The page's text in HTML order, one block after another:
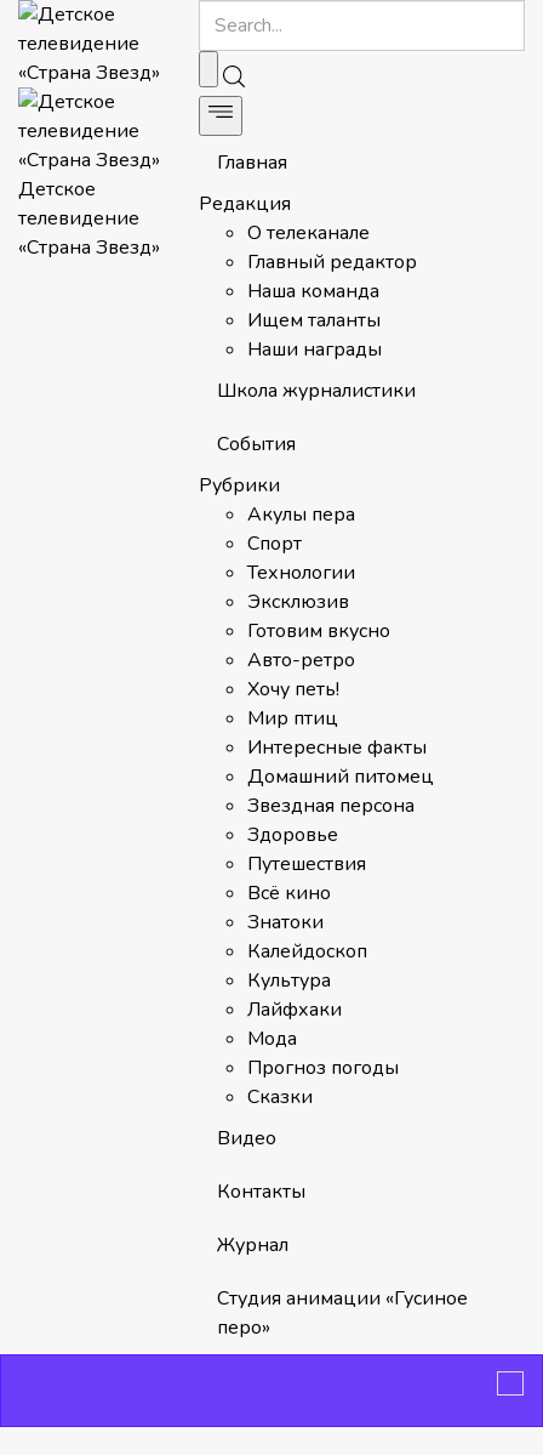
Детское
телевидение
«Страна Звезд»
Главная
Редакция
О телеканале
Главный редактор
Наша команда
Ищем таланты
Наши награды
Школа журналистики
События
Рубрики
Акулы пера
Спорт
Технологии
Эксклюзив
Готовим вкусно
Авто-ретро
Хочу петь!
Мир птиц
Интересные факты
Домашний питомец
Звездная персона
Здоровье
Путешествия
Всё кино
Знатоки
Калейдоскоп
Культура
Лайфхаки
Мода
Прогноз погоды
Сказки
Видео
Контакты
Журнал
Студия анимации «Гусиное
перо»